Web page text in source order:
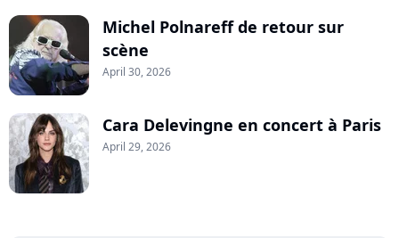
Michel Polnareff de retour sur
scène
April 30, 2026
Cara Delevingne en concert à Paris
April 29, 2026